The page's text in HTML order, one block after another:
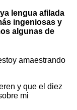
lengua afilada
ingeniosas y
algunas de
amaestrando
y que el diez
mi